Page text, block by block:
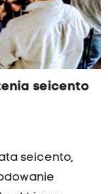
seicento
seicento,